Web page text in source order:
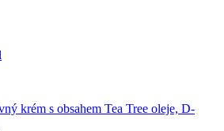
krém s obsahem Tea Tree oleje, D-